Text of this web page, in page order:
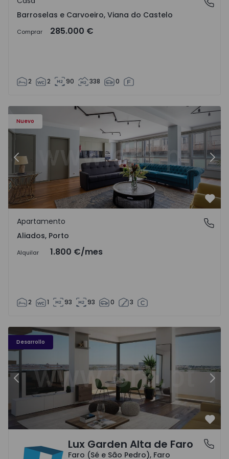
Barroselas e Carvoeiro, Viana do Castelo
Comprar 285.000 €
2 2 90 338 0
Nuevo
Apartamento T2 Porto, Aliados - 1574582 - 4
Anterior
Aliados, Porto
Apartamento
Aliados, Porto
Alquilar 1.800 €/mes
2 1 93 93 0 3
Desarrollo
Anterior
Faro (Sé e São Pedro), Faro
Lux Garden Alta de Faro
Faro (Sé e São Pedro), Faro